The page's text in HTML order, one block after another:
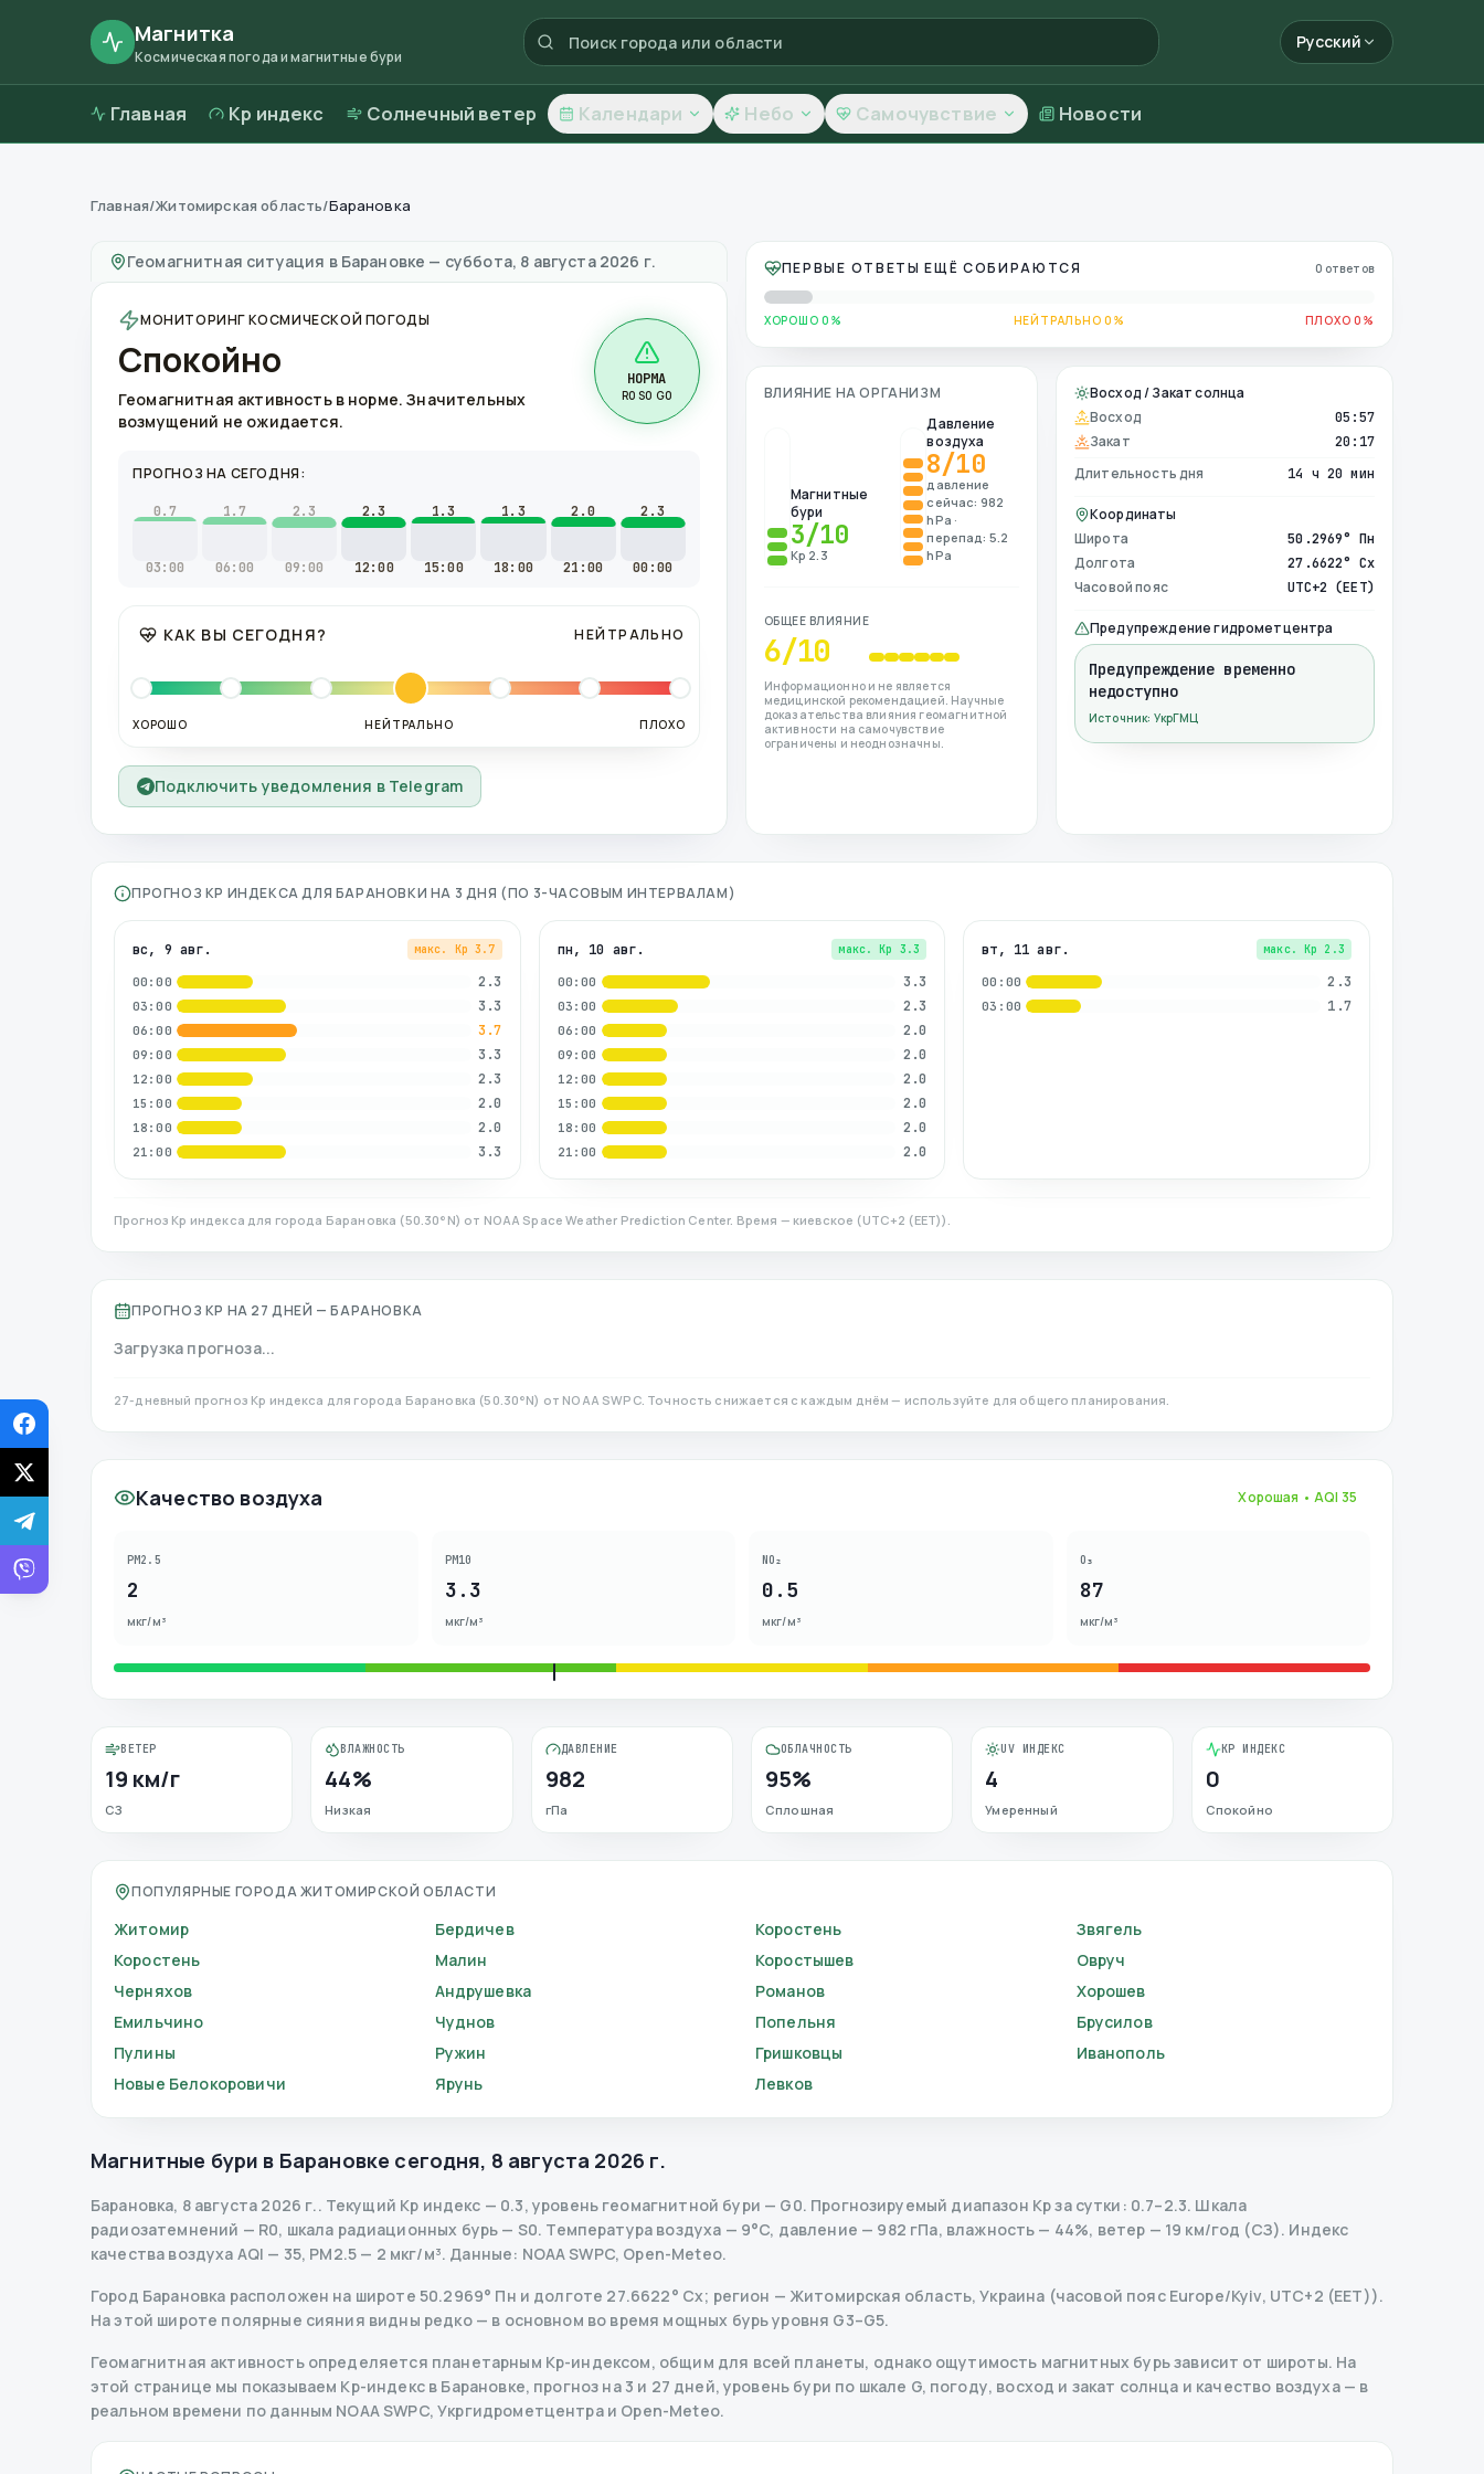
Магнитка
Космическая погода и магнитные бури
Русский
Главная Kp индекс Солнечный ветер Календари Небо Самочувствие Новости
Магнитные бури в Барановке—погода и качество воздуха
Главная/Житомирская область/Барановка
Геомагнитная ситуация в Барановке — суббота, 8 августа 2026 г.
МОНИТОРИНГ КОСМИЧЕСКОЙ ПОГОДЫ
Спокойно
Геомагнитная активность в норме. Значительных
возмущений не ожидается.
НОРМА
R0 S0 G0
ПРОГНОЗ НА СЕГОДНЯ:
0.7
03:00
1.7
06:00
2.3
09:00
2.3
12:00
1.3
15:00
1.3
18:00
2.0
21:00
2.3
00:00
КАК ВЫ СЕГОДНЯ? НЕЙТРАЛЬНО
ХОРОШО НЕЙТРАЛЬНО ПЛОХО
Подключить уведомления в Telegram
ПЕРВЫЕ ОТВЕТЫ ЕЩЁ СОБИРАЮТСЯ 0 ответов
ХОРОШО 0% НЕЙТРАЛЬНО 0% ПЛОХО 0%
ВЛИЯНИЕ НА ОРГАНИЗМ
Магнитные
бури
3/10
Kp 2.3
Давление
воздуха
8/10
давление
сейчас: 982
hPa ·
перепад: 5.2
hPa
ОБЩЕЕ ВЛИЯНИЕ
6/10
Информационно и не является
медицинской рекомендацией. Научные
доказательства влияния геомагнитной
активности на самочувствие
ограничены и неоднозначны.
Восход / Закат солнца
Восход
05:57
Закат 20:17
Длительность дня 14 ч 20 мин
Координаты
Широта
50.2969° Пн
Долгота 27.6622° Сх
Часовой пояс UTC+2 (EET)
Предупреждение гидрометцентра
Предупреждение временно
недоступно
Источник: УкрГМЦ
ПРОГНОЗ KP ИНДЕКСА ДЛЯ БАРАНОВКИ НА 3 ДНЯ (ПО 3-ЧАСОВЫМ ИНТЕРВАЛАМ)
вс, 9 авг. макс. Kp 3.7
00:00 2.3
03:00 3.3
06:00 3.7
09:00 3.3
12:00 2.3
15:00 2.0
18:00 2.0
21:00 3.3
пн, 10 авг. макс. Kp 3.3
00:00 3.3
03:00 2.3
06:00 2.0
09:00 2.0
12:00 2.0
15:00 2.0
18:00 2.0
21:00 2.0
вт, 11 авг. макс. Kp 2.3
00:00 2.3
03:00 1.7
Прогноз Kp индекса для города Барановка (50.30°N) от NOAA Space Weather Prediction Center. Время — киевское (UTC+2 (EET)).
ПРОГНОЗ KP НА 27 ДНЕЙ — БАРАНОВКА
Загрузка прогноза...
27-дневный прогноз Kp индекса для города Барановка (50.30°N) от NOAA SWPC. Точность снижается с каждым днём — используйте для общего планирования.
Качество воздуха Хорошая • AQI 35
PM2.5
2
мкг/м³
PM10
3.3
мкг/м³
NO₂
0.5
мкг/м³
O₃
87
мкг/м³
ВЕТЕР
19 км/г
СЗ
ВЛАЖНОСТЬ
44%
Низкая
ДАВЛЕНИЕ
982
гПа
ОБЛАЧНОСТЬ
95%
Сплошная
UV ИНДЕКС
4
Умеренный
KP ИНДЕКС
0
Спокойно
ПОПУЛЯРНЫЕ ГОРОДА ЖИТОМИРСКОЙ ОБЛАСТИ
Житомир Бердичев Коростень
Звягель
Коростень
Малин Коростышев
Овруч
Черняхов
Андрушевка Романов
Хорошев
Емильчино
Чуднов Попельня
Брусилов
Пулины
Ружин Гришковцы
Иванополь
Новые Белокоровичи
Ярунь Левков
Магнитные бури в Барановке сегодня, 8 августа 2026 г.
Барановка, 8 августа 2026 г.. Текущий Kp индекс — 0.3, уровень геомагнитной бури — G0. Прогнозируемый диапазон Kp за сутки: 0.7–2.3. Шкала
радиозатемнений — R0, шкала радиационных бурь — S0. Температура воздуха — 9°C, давление — 982 гПа, влажность — 44%, ветер — 19 км/год (СЗ). Индекс
качества воздуха AQI — 35, PM2.5 — 2 мкг/м³. Данные: NOAA SWPC, Open-Meteo.
Город Барановка расположен на широте 50.2969° Пн и долготе 27.6622° Сх; регион — Житомирская область, Украина (часовой пояс Europe/Kyiv, UTC+2 (EET)).
На этой широте полярные сияния видны редко — в основном во время мощных бурь уровня G3–G5.
Геомагнитная активность определяется планетарным Kp-индексом, общим для всей планеты, однако ощутимость магнитных бурь зависит от широты. На
этой странице мы показываем Kp-индекс в Барановке, прогноз на 3 и 27 дней, уровень бури по шкале G, погоду, восход и закат солнца и качество воздуха — в
реальном времени по данным NOAA SWPC, Укргидрометцентра и Open-Meteo.